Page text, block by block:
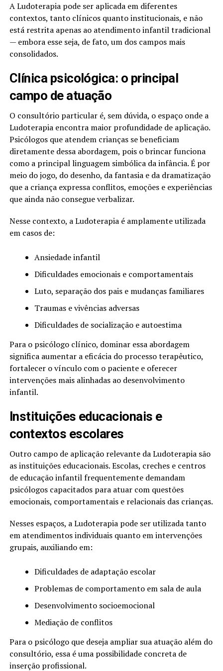
A Ludoterapia pode ser aplicada em diferentes
contextos, tanto clínicos quanto institucionais, e não
está restrita apenas ao atendimento infantil tradicional
— embora esse seja, de fato, um dos campos mais
consolidados.
Clínica psicológica: o principal
campo de atuação
O consultório particular é, sem dúvida, o espaço onde a
Ludoterapia encontra maior profundidade de aplicação.
Psicólogos que atendem crianças se beneficiam
diretamente dessa abordagem, pois o brincar funciona
como a principal linguagem simbólica da infância. É por
meio do jogo, do desenho, da fantasia e da dramatização
que a criança expressa conflitos, emoções e experiências
que ainda não consegue verbalizar.
Nesse contexto, a Ludoterapia é amplamente utilizada
em casos de:
Ansiedade infantil
Dificuldades emocionais e comportamentais
Luto, separação dos pais e mudanças familiares
Traumas e vivências adversas
Dificuldades de socialização e autoestima
Para o psicólogo clínico, dominar essa abordagem
significa aumentar a eficácia do processo terapêutico,
fortalecer o vínculo com o paciente e oferecer
intervenções mais alinhadas ao desenvolvimento
infantil.
Instituições educacionais e
contextos escolares
Outro campo de aplicação relevante da Ludoterapia são
as instituições educacionais. Escolas, creches e centros
de educação infantil frequentemente demandam
psicólogos capacitados para atuar com questões
emocionais, comportamentais e relacionais das crianças.
Nesses espaços, a Ludoterapia pode ser utilizada tanto
em atendimentos individuais quanto em intervenções
grupais, auxiliando em:
Dificuldades de adaptação escolar
Problemas de comportamento em sala de aula
Desenvolvimento socioemocional
Mediação de conflitos
Para o psicólogo que deseja ampliar sua atuação além do
consultório, essa é uma possibilidade concreta de
inserção profissional.